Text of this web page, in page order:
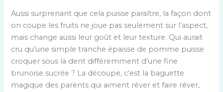
Aussi surprenant que cela puisse paraître, la façon dont
on coupe les fruits ne joue pas seulement sur l’aspect,
mais change aussi leur goût et leur texture. Qui aurait
cru qu’une simple tranche épaisse de pomme puisse
croquer sous la dent différemment d’une fine
brunoise sucrée ? La découpe, c’est la baguette
magique des parents qui aiment rêver et faire rêver,